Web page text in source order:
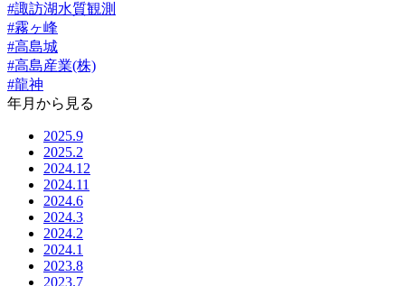
#諏訪湖水質観測
#霧ヶ峰
#高島城
#高島産業(株)
#龍神
年月から見る
2025.9
2025.2
2024.12
2024.11
2024.6
2024.3
2024.2
2024.1
2023.8
2023.7